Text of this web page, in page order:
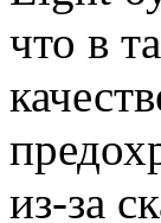
что в
из-за